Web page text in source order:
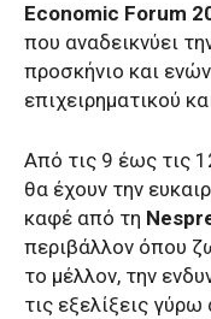
Economic Forum
που αναδεικνύει
προσκήνιο και
επιχειρηματικού
Από τις 9 έως τις
θα έχουν την
καφέ από τη
περιβάλλον όπου
το μέλλον, την
τις εξελίξεις